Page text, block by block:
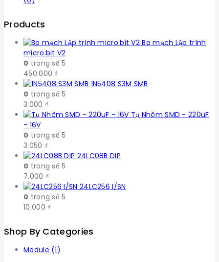
Products
Bo mạch Lập trình
micro:bit V2
0 trong số 5
450.000 ₫
1N5408 S3M SMB
0 trong số 5
3.000 ₫
Tụ Nhôm SMD - 220uF
- 16V
0 trong số 5
3.050 ₫
24LC08B DIP
0 trong số 5
7.000 ₫
24LC256 I/SN
0 trong số 5
10.000 ₫
Shop By Categories
Module (1)